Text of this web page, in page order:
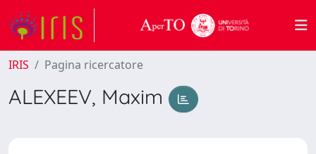
IRIS Pagina ricercatore
ALEXEEV, Maxim